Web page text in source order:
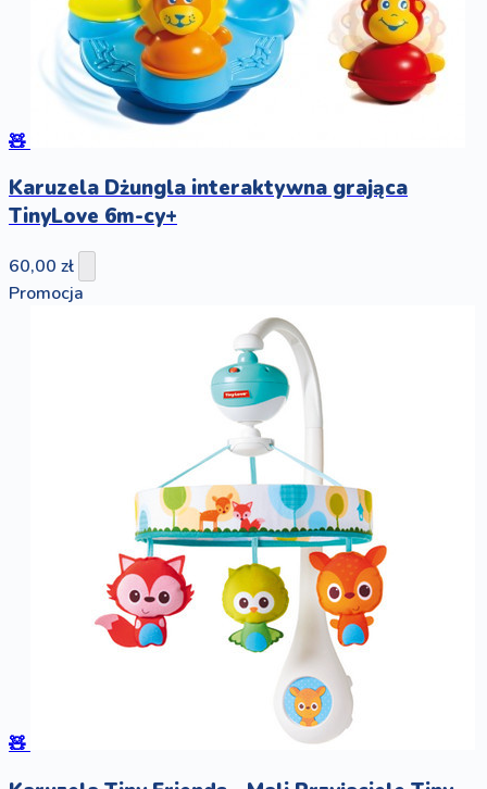
🧸
Karuzela Dżungla interaktywna grająca
TinyLove 6m-cy+
60,00 zł
Promocja
🧸